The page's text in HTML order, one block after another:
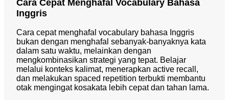
Cara Cepat Menghafal Vocabulary Bahasa
Inggris
Cara cepat menghafal vocabulary bahasa Inggris
bukan dengan menghafal sebanyak-banyaknya kata
dalam satu waktu, melainkan dengan
mengkombinasikan strategi yang tepat. Belajar
melalui konteks kalimat, menerapkan active recall,
dan melakukan spaced repetition terbukti membantu
otak mengingat kosakata lebih cepat dan tahan lama.